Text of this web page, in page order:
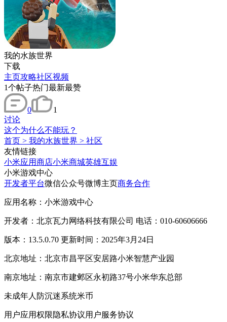
我的水族世界
下载
主页攻略社区视频
1个帖子热门最新最赞
0
1
讨论
这个为什么不能玩？
首页 > 我的水族世界 > 社区
友情链接
小米应用商店小米商城英雄互娱
小米游戏中心
开发者平台微信公众号微博主页商务合作
应用名称：小米游戏中心
开发者：北京瓦力网络科技有限公司 电话：010-60606666
版本：13.5.0.70 更新时间：2025年3月24日
北京地址：北京市昌平区安居路小米智慧产业园
南京地址：南京市建邺区永初路37号小米华东总部
未成年人防沉迷系统米币
用户应用权限隐私协议用户服务协议